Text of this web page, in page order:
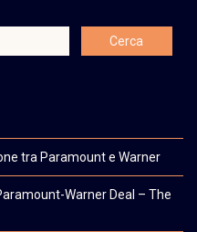
tra Paramount e Warner
Warner Deal – The